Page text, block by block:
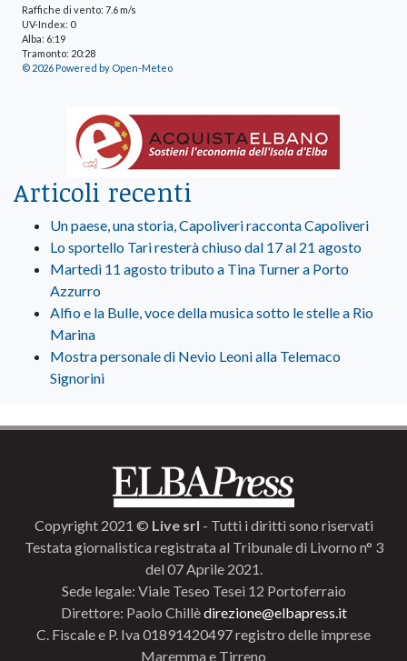
Raffiche di vento: 7.6 m/s
UV-Index: 0
Alba: 6:19
Tramonto: 20:28
© 2026 Powered by Open-Meteo
Articoli recenti
Un paese, una storia, Capoliveri racconta Capoliveri
Lo sportello Tari resterà chiuso dal 17 al 21 agosto
Martedì 11 agosto tributo a Tina Turner a Porto
Azzurro
Alfio e la Bulle, voce della musica sotto le stelle a Rio
Marina
Mostra personale di Nevio Leoni alla Telemaco
Signorini
Copyright 2021 © Live srl - Tutti i diritti sono riservati
Testata giornalistica registrata al Tribunale di Livorno n° 3
del 07 Aprile 2021.
Sede legale: Viale Teseo Tesei 12 Portoferraio
Direttore: Paolo Chillèdirezione@elbapress.it
C. Fiscale e P. Iva 01891420497 registro delle imprese
Maremma e Tirreno